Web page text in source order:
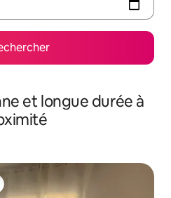
et longue durée à